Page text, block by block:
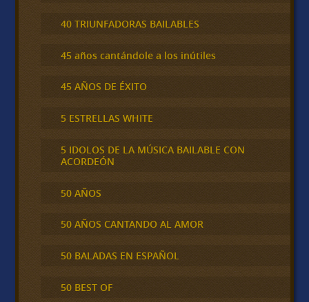
40 TRIUNFADORAS BAILABLES
45 años cantándole a los inútiles
45 AÑOS DE ÉXITO
5 ESTRELLAS WHITE
5 IDOLOS DE LA MÚSICA BAILABLE CON
ACORDEÓN
50 AÑOS
50 AÑOS CANTANDO AL AMOR
50 BALADAS EN ESPAÑOL
50 BEST OF